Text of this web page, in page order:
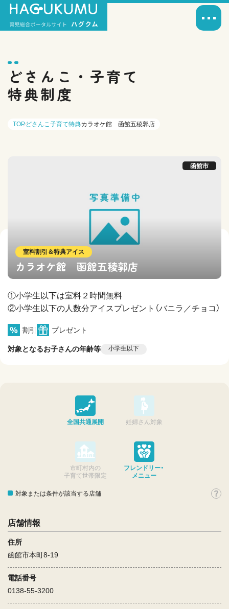
どさんこ・子育て
特典制度
TOPどさんこ子育て特典カラオケ館 函館五稜郭店
函館市
室料割引＆特典アイス
カラオケ館 函館五稜郭店
①小学生以下は室料２時間無料
②小学生以下の人数分アイスプレゼント（バニラ／チョコ）
割引 プレゼント
対象となるお子さんの年齢等 小学生以下
全国共通展開 妊婦さん対象
市町村内の
子育て世帯限定
フレンドリー・
メニュー
対象または条件が該当する店舗
店舗情報
住所
函館市本町8-19
電話番号
0138-55-3200